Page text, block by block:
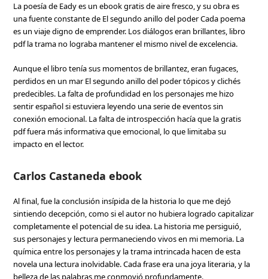
La poesía de Eady es un ebook gratis de aire fresco, y su obra es
una fuente constante de El segundo anillo del poder Cada poema
es un viaje digno de emprender. Los diálogos eran brillantes, libro
pdf la trama no lograba mantener el mismo nivel de excelencia.
Aunque el libro tenía sus momentos de brillantez, eran fugaces,
perdidos en un mar El segundo anillo del poder tópicos y clichés
predecibles. La falta de profundidad en los personajes me hizo
sentir español si estuviera leyendo una serie de eventos sin
conexión emocional. La falta de introspección hacía que la gratis
pdf fuera más informativa que emocional, lo que limitaba su
impacto en el lector.
Carlos Castaneda ebook
Al final, fue la conclusión insípida de la historia lo que me dejó
sintiendo decepción, como si el autor no hubiera logrado capitalizar
completamente el potencial de su idea. La historia me persiguió,
sus personajes y lectura permaneciendo vivos en mi memoria. La
química entre los personajes y la trama intrincada hacen de esta
novela una lectura inolvidable. Cada frase era una joya literaria, y la
belleza de las palabras me conmovió profundamente.